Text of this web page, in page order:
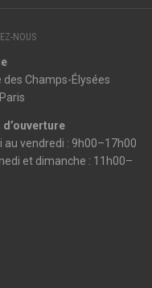
NOUS
des Champs-Élysées
d’ouverture
au vendredi : 9h00–17h00
et dimanche : 11h00–